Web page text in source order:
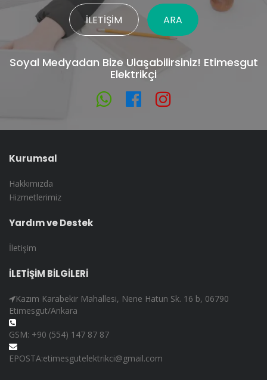
İLETIŞIM ARA
Soyal Medyadan Bize Ulaşabilirsiniz! Etimesgut
Elektrikçi
Kurumsal
Hakkımızda
Hizmetlerimiz
Yardım ve Destek
İletişim
İLETİŞİM BİLGİLERİ
Kazım Karabekir Mahallesi, Nene Hatun Sk. 16 b, 06790
Etimesgut/Ankara
GSM: +90 (554) 147 87 87
EPOSTA:etimesgutelektrikci@gmail.com